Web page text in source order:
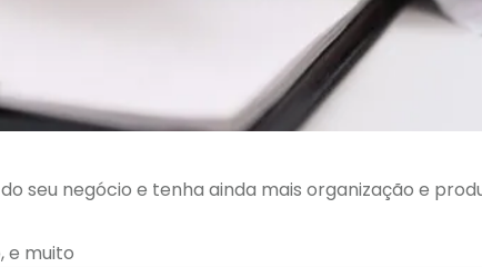
seu negócio e tenha ainda mais organização e
e muito